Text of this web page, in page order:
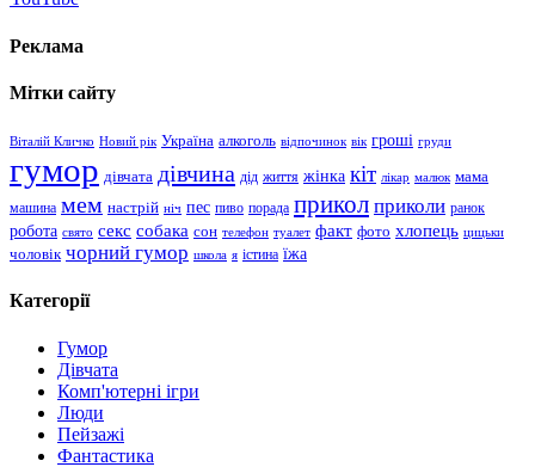
Реклама
Мітки сайту
Віталій Кличко Новий рік Україна алкоголь відпочинок вік гроші груди
гумор дівчата дівчина дід життя жінка кіт лікар малюк мама
машина мем настрій ніч пес пиво порада прикол приколи ранок
робота свято секс собака сон телефон туалет факт фото хлопець цицьки
чоловік чорний гумор школа я істина їжа
Категорії
Гумор
Дівчата
Комп'ютерні ігри
Люди
Пейзажі
Фантастика